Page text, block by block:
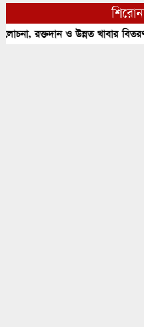
রক্তদান ও উন্নত খাবার বিতরণ